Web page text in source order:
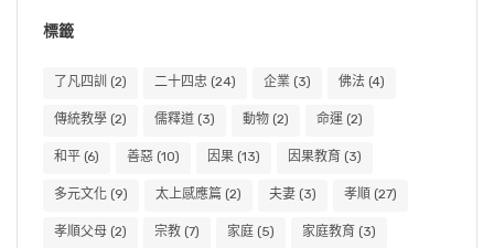
標籤
了凡四訓 (2) 二十四忠 (24) 企業 (3) 佛法 (4)
傳統教學 (2) 儒釋道 (3) 動物 (2) 命運 (2)
和平 (6) 善惡 (10) 因果 (13) 因果教育 (3)
多元文化 (9) 太上感應篇 (2) 夫妻 (3) 孝順 (27)
孝順父母 (2) 宗教 (7) 家庭 (5) 家庭教育 (3)